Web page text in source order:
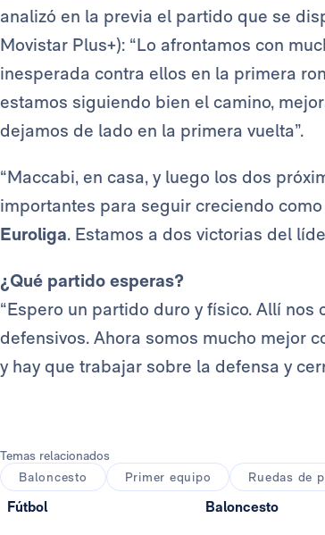
analizó en la previa el partido que se
Movistar Plus+): “Lo afrontamos con
inesperada contra ellos en la primera
estamos siguiendo bien el camino,
dejamos de lado en la primera vuelta”.
“Maccabi, en casa, y luego los dos
importantes para seguir creciendo
Euroliga. Estamos a dos victorias del
¿Qué partido esperas?
“Espero un partido duro y físico. Allí
defensivos. Ahora somos mucho mejor
y hay que trabajar sobre la defensa y
Temas relacionados
Baloncesto
Primer equipo Ruedas de
Fútbol Baloncesto